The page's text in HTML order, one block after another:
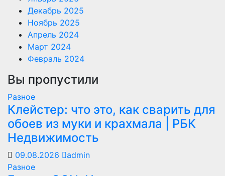
Декабрь 2025
Ноябрь 2025
Апрель 2024
Март 2024
Февраль 2024
Вы пропустили
Разное
Клейстер: что это, как сварить для
обоев из муки и крахмала | РБК
Недвижимость
09.08.2026
admin
Разное